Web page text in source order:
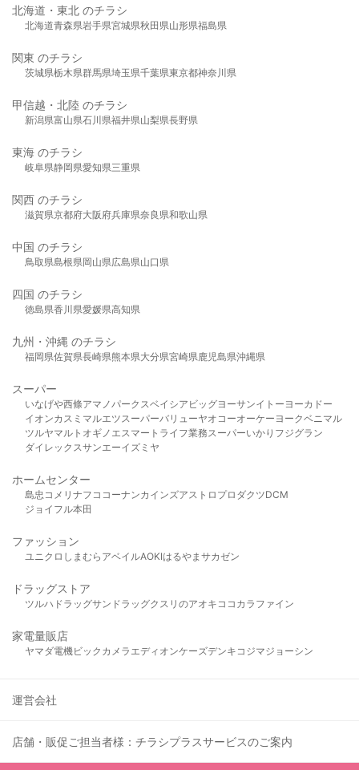
北海道・東北 のチラシ
北海道青森県岩手県宮城県秋田県山形県福島県
関東 のチラシ
茨城県栃木県群馬県埼玉県千葉県東京都神奈川県
甲信越・北陸 のチラシ
新潟県富山県石川県福井県山梨県長野県
東海 のチラシ
岐阜県静岡県愛知県三重県
関西 のチラシ
滋賀県京都府大阪府兵庫県奈良県和歌山県
中国 のチラシ
鳥取県島根県岡山県広島県山口県
四国 のチラシ
徳島県香川県愛媛県高知県
九州・沖縄 のチラシ
福岡県佐賀県長崎県熊本県大分県宮崎県鹿児島県沖縄県
スーパー
いなげや西條アマノパークスベイシア ビッグヨーサンイトーヨーカドー
イオンカスミ マルエツスーパーバリューヤオコーオーケー ヨークベニマル
ツルヤマルト オギノ エスマート ライフ業務スーパーいかり フジグラン
ダイレックスサンエーイズミヤ
ホームセンター
島忠 コメリ ナフコ コーナンカインズアストロプロダクツDCM
ジョイフル本田
ファッション
ユニクロ しまむら アベイルAOKIはるやま サカゼン
ドラッグストア
ツルハドラッグサンドラッグクスリのアオキ ココカラファイン
家電量販店
ヤマダ電機ビックカメラ エディオンケーズデンキ コジマジョーシン
運営会社
店舗・販促ご担当者様：チラシプラスサービスのご案内